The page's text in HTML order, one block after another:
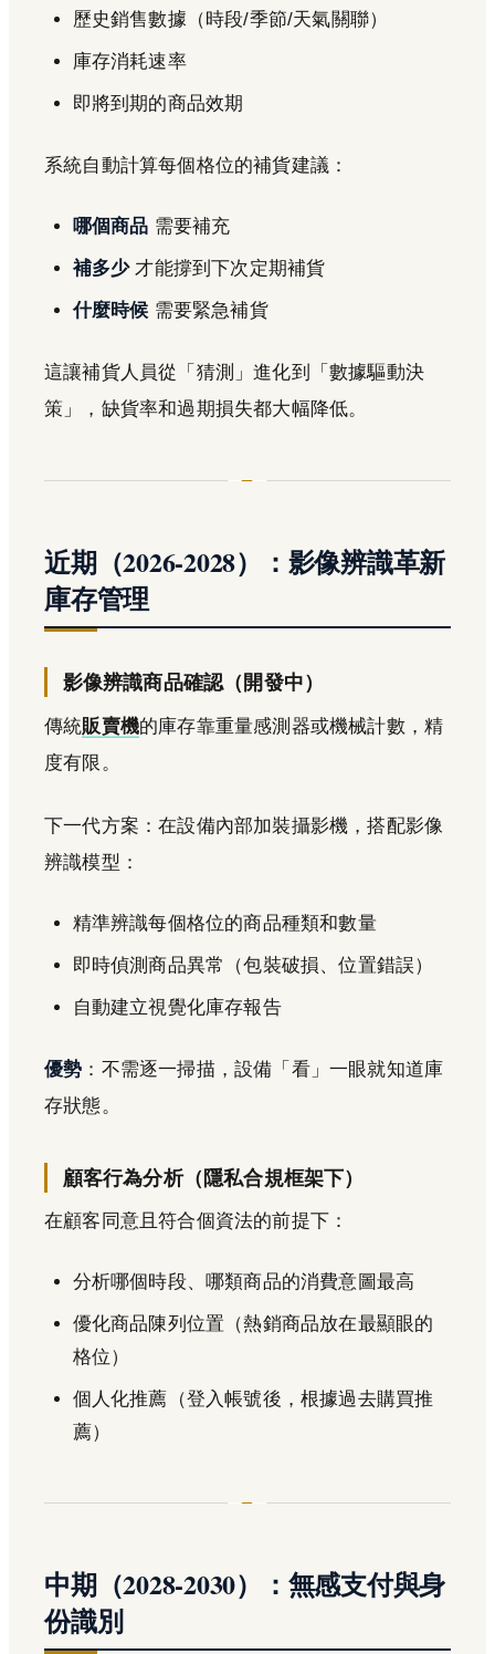
歷史銷售數據（時段/季節/天氣關聯）
庫存消耗速率
即將到期的商品效期
系統自動計算每個格位的補貨建議：
哪個商品 需要補充
補多少才能撐到下次定期補貨
什麼時候 需要緊急補貨
這讓補貨人員從「猜測」進化到「數據驅動決
策」，缺貨率和過期損失都大幅降低。
近期（2026-2028）：影像辨識革新
庫存管理
影像辨識商品確認（開發中）
傳統販賣機的庫存靠重量感測器或機械計數，精
度有限。
下一代方案：在設備內部加裝攝影機，搭配影像
辨識模型：
精準辨識每個格位的商品種類和數量
即時偵測商品異常（包裝破損、位置錯誤）
自動建立視覺化庫存報告
優勢 ：不需逐一掃描，設備「看」一眼就知道庫
存狀態。
顧客行為分析（隱私合規框架下）
在顧客同意且符合個資法的前提下：
分析哪個時段、哪類商品的消費意圖最高
優化商品陳列位置（熱銷商品放在最顯眼的
格位）
個人化推薦（登入帳號後，根據過去購買推
薦）
中期（2028-2030）：無感支付與身
份識別